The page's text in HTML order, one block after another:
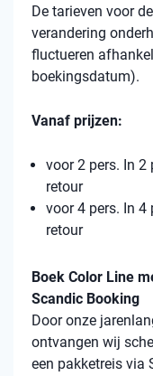
De tarieven voor
verandering
fluctueren
boekingsdatum).
Vanaf prijzen:
voor 2 pers. In 2
retour
voor 4 pers. In 4
retour
Boek Color Line
Scandic Booking
Door onze
ontvangen wij
een pakketreis via